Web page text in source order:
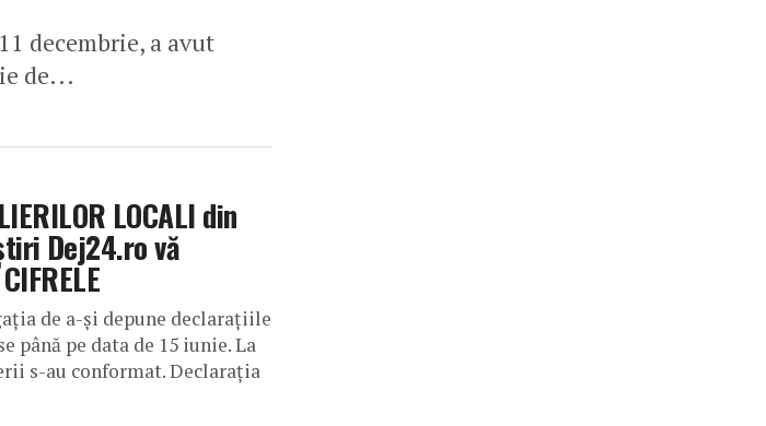
decembrie, a avut
de...
LOCALI din
Dej24.ro vă
de a-și depune declarațiile
până pe data de 15 iunie. La
s-au conformat. Declaraţia